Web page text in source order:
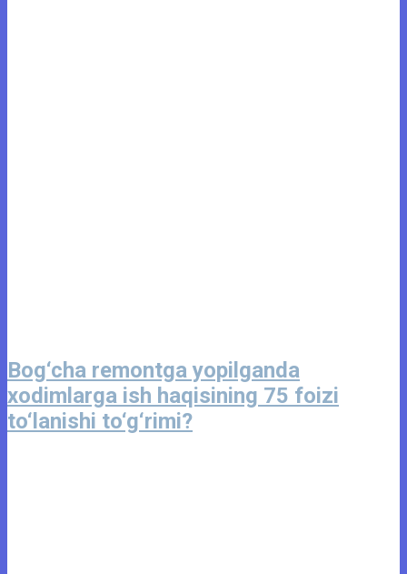
Bog‘cha remontga yopilganda
xodimlarga ish haqisining 75 foizi
to‘lanishi to‘g‘rimi?